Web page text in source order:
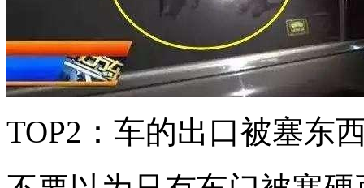
TOP2：车的出口被塞东